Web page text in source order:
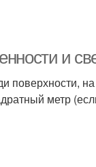
и
поверхности,
метр